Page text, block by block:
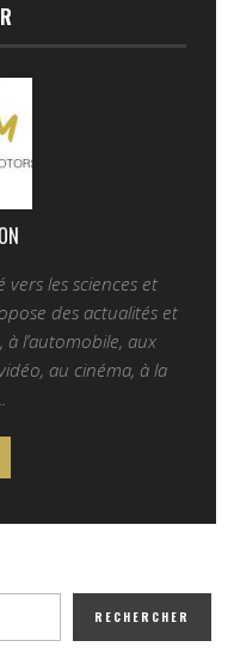
les sciences et
des actualités et
l’automobile, aux
au cinéma, à la
RECHERCHER